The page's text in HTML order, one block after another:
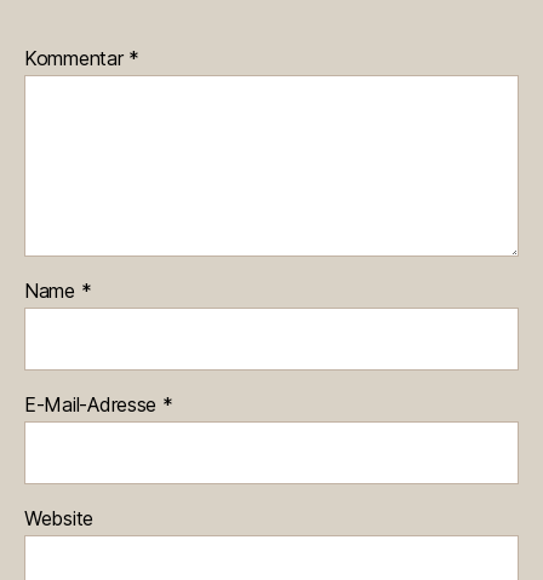
Kommentar *
Name *
E-Mail-Adresse *
Website